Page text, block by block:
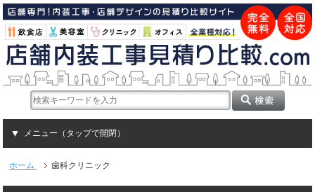
メニュー（タップで開閉）
ホーム 歯科クリニック